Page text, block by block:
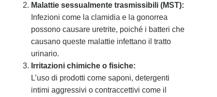
Malattie sessualmente trasmissibili (MST):
Infezioni come la clamidia e la gonorrea
possono causare uretrite, poiché i batteri che
causano queste malattie infettano il tratto
urinario.
Irritazioni chimiche o fisiche:
L’uso di prodotti come saponi, detergenti
intimi aggressivi o contraccettivi come il